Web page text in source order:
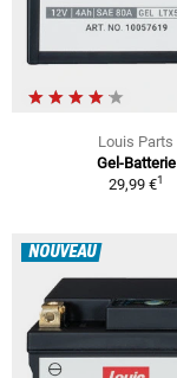
Louis Parts
Gel-Batterie
29,99 €1
NOUVEAU